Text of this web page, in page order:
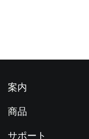
案内
ニュースルーム
商品
サポート